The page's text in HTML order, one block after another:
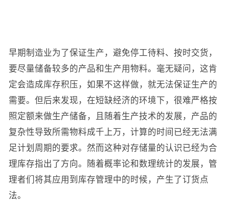
早期制造业为了保证生产，避免停工待料、按时交货，
要尽量储备较多的产品和生产用物料。毫无疑问，这肯
定会造成库存积压，如果不这样做，就无法保证生产的
需要。但后来发现，在短缺经济的环境下，很难严格按
照定额来做生产储备，且随着生产技术的发展，产品的
复杂性导致所需物料成千上万，计算的时间已经无法满
足计划周期的要求。然而这种对存储量的认识已经为合
理库存指出了方向。随着概率论和数理统计的发展，管
理者们将其应用到库存管理中的时候，产生了订货点
法。